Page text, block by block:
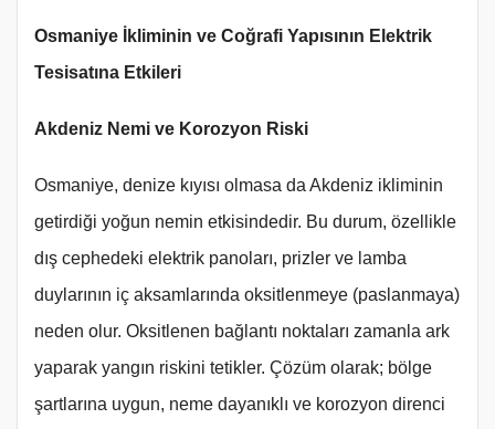
Osmaniye İkliminin ve Coğrafi Yapısının Elektrik
Tesisatına Etkileri
Akdeniz Nemi ve Korozyon Riski
Osmaniye, denize kıyısı olmasa da Akdeniz ikliminin
getirdiği yoğun nemin etkisindedir. Bu durum, özellikle
dış cephedeki elektrik panoları, prizler ve lamba
duylarının iç aksamlarında oksitlenmeye (paslanmaya)
neden olur. Oksitlenen bağlantı noktaları zamanla ark
yaparak yangın riskini tetikler. Çözüm olarak; bölge
şartlarına uygun, neme dayanıklı ve korozyon direnci